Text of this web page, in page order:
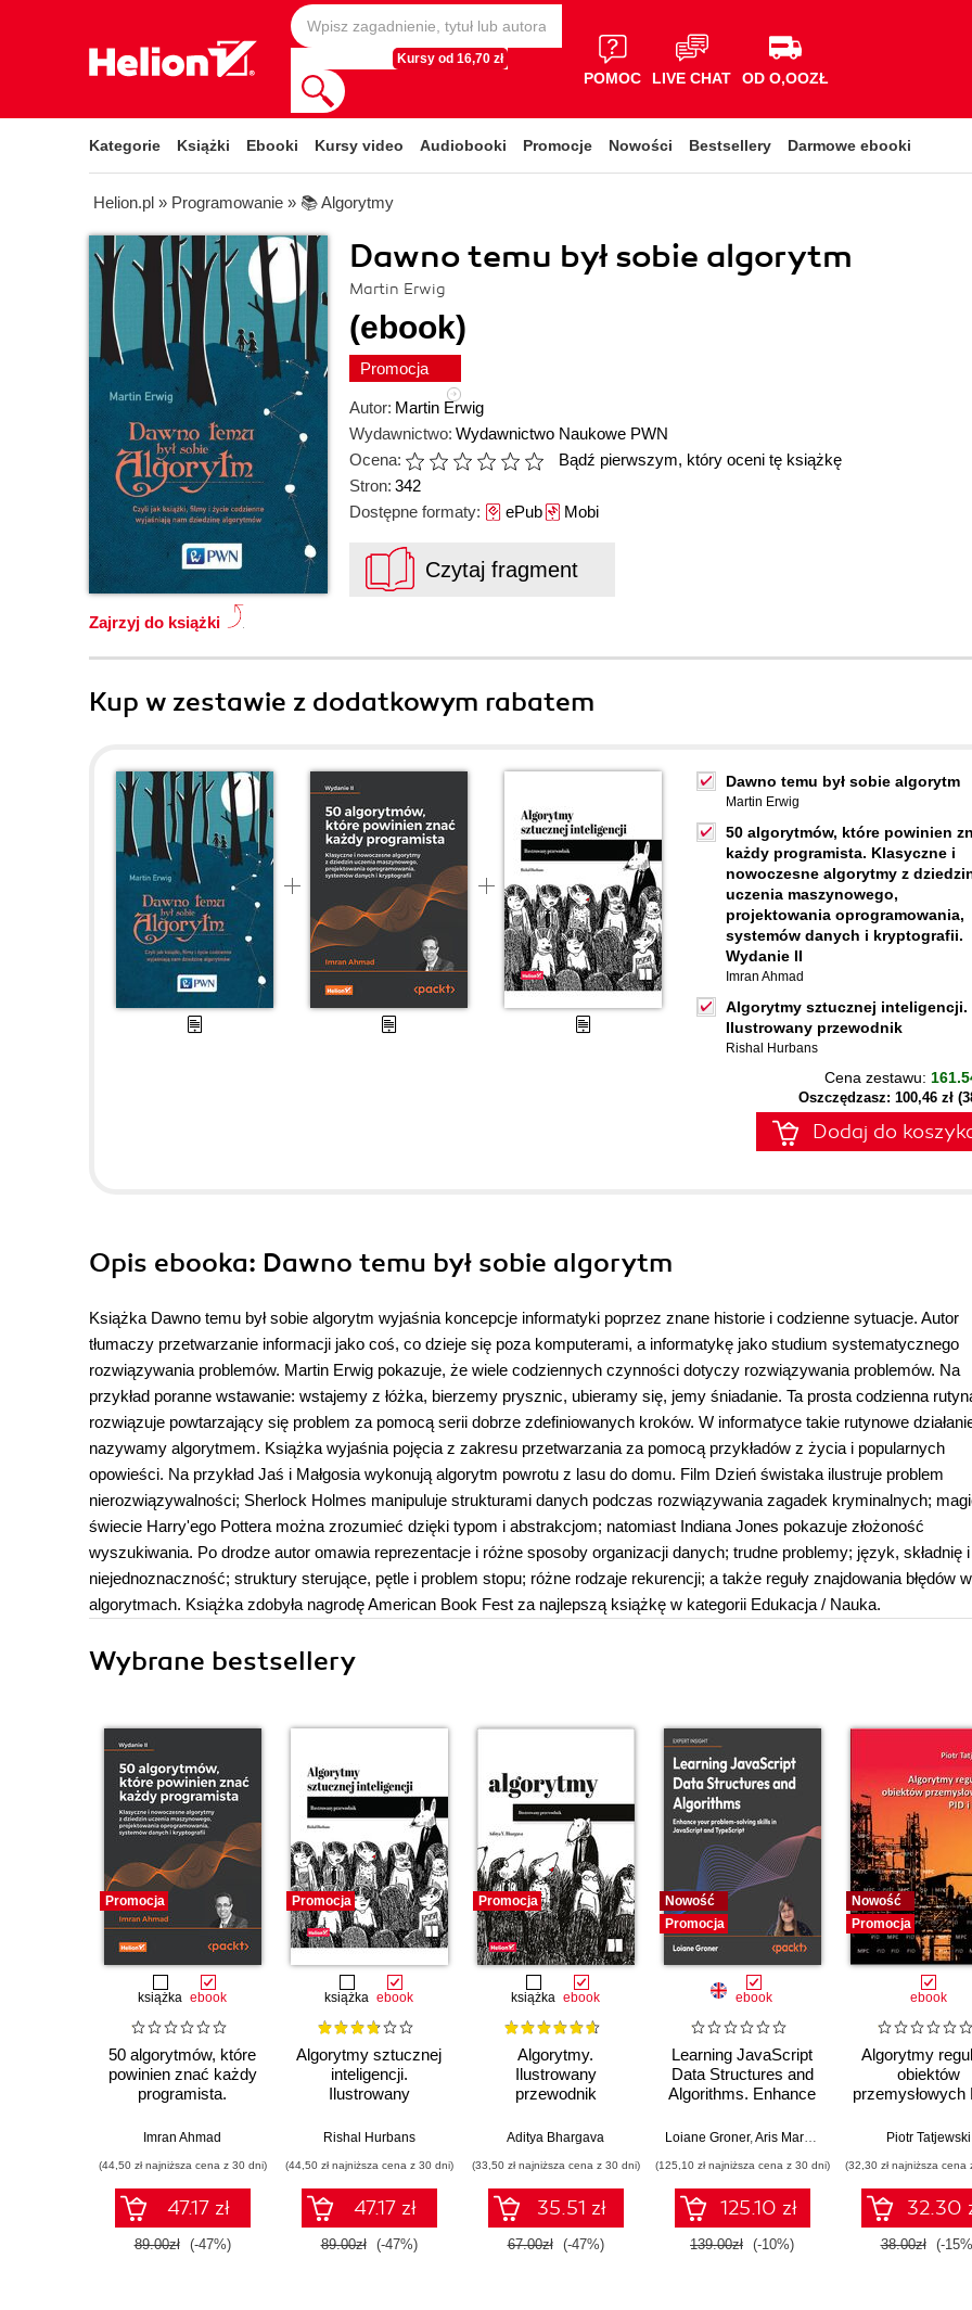
Kursy od 16,70 zł
POMOC LIVE CHAT OD O,OOZŁ
Kategorie Książki Ebooki Kursy video Audiobooki Promocje Nowości Bestsellery Darmowe ebooki
Helion.pl » Programowanie » 📚 Algorytmy
Dawno temu był sobie algorytm
Martin Erwig
(ebook)
Promocja
Zajrzyj do książki
Autor: Martin Erwig
Wydawnictwo: Wydawnictwo Naukowe PWN
Ocena:
Bądź pierwszym, który oceni tę książkę
Stron: 342
Dostępne formaty: ePubMobi
Czytaj fragment
Kup w zestawie z dodatkowym rabatem
Dawno temu był sobie algorytm
Martin Erwig
50 algorytmów, które powinien
każdy programista. Klasyczne i
nowoczesne algorytmy z
uczenia maszynowego,
projektowania oprogramowania,
systemów danych i kryptografii.
Wydanie II
Imran Ahmad
Algorytmy sztucznej inteligencji.
Ilustrowany przewodnik
Rishal Hurbans
Cena zestawu:
Oszczędzasz: 100,46 zł
Dodaj do
Opis ebooka: Dawno temu był sobie algorytm
Książka Dawno temu był sobie algorytm wyjaśnia koncepcje informatyki poprzez znane historie i codzienne sytuacje. Autor
tłumaczy przetwarzanie informacji jako coś, co dzieje się poza komputerami, a informatykę jako studium systematycznego
rozwiązywania problemów. Martin Erwig pokazuje, że wiele codziennych czynności dotyczy rozwiązywania problemów. Na
przykład poranne wstawanie: wstajemy z łóżka, bierzemy prysznic, ubieramy się, jemy śniadanie. Ta prosta codzienna
rozwiązuje powtarzający się problem za pomocą serii dobrze zdefiniowanych kroków. W informatyce takie rutynowe
nazywamy algorytmem. Książka wyjaśnia pojęcia z zakresu przetwarzania za pomocą przykładów z życia i popularnych
opowieści. Na przykład Jaś i Małgosia wykonują algorytm powrotu z lasu do domu. Film Dzień świstaka ilustruje problem
nierozwiązywalności; Sherlock Holmes manipuluje strukturami danych podczas rozwiązywania zagadek kryminalnych;
świecie Harry'ego Pottera można zrozumieć dzięki typom i abstrakcjom; natomiast Indiana Jones pokazuje złożoność
wyszukiwania. Po drodze autor omawia reprezentacje i różne sposoby organizacji danych; trudne problemy; język, składnię i
niejednoznaczność; struktury sterujące, pętle i problem stopu; różne rodzaje rekurencji; a także reguły znajdowania błędów w
algorytmach. Książka zdobyła nagrodę American Book Fest za najlepszą książkę w kategorii Edukacja / Nauka.
Wybrane bestsellery
Promocja
książka ebook
50 algorytmów, które
powinien znać każdy
programista.
nowoczesne
uczenia
maszynowego,
projektowania
oprogramowania,
systemów danych i
Imran Ahmad
(44,50 zł najniższa cena z 30 dni)
47.17 zł
89.00zł (-47%)
Promocja
książka ebook
Algorytmy sztucznej
inteligencji.
Ilustrowany
Rishal Hurbans
(44,50 zł najniższa cena z 30 dni)
47.17 zł
89.00zł (-47%)
Promocja
książka ebook
Algorytmy.
Ilustrowany
przewodnik
Aditya Bhargava
(33,50 zł najniższa cena z 30 dni)
35.51 zł
67.00zł (-47%)
Nowość
Promocja
ebook
Learning JavaScript
Data Structures and
Algorithms. Enhance
skills in JavaScript
Fourth Edition
Loiane Groner,Aris Markogiannakis Daniel
(125,10 zł najniższa cena z 30 dni)
125.10 zł
139.00zł (-10%)
Nowość
Promocja
ebook
Algorytmy
obiektów
przemysłowych
Piotr Tatjewski
(32,30 zł najniższa cena
32.30
38.00zł (-